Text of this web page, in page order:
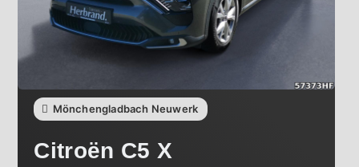
Mönchengladbach Neuwerk
Citroën C5 X